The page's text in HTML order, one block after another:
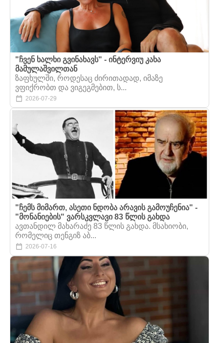
"ჩვენ ხალხი გვინახავს" - ინტერვიუ კახა
მამულაშვილთან
ზაფხულში, როდესაც ძირითადად, იმაზე
ვფიქრობთ და ვიგეგმებით, ს...
2026-07-29
"ჩემს მიმართ, ასეთი ნდობა არავის გამოუჩენია" -
"მონანიების" ვარსკვლავი 83 წლის გახდა
ავთანდილ მახარაძე 83 წლის გახდა. მსახიობი,
რომელიც თენგიზ აბ...
2026-07-16